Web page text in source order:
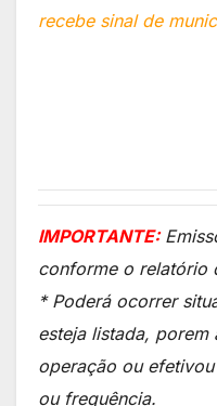
recebe sinal de
IMPORTANTE:
conforme o relatório
* Poderá ocorrer
esteja listada, porem
operação ou
ou frequência.